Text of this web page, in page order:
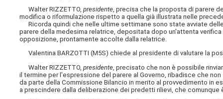
Walter RIZZETTO, presidente, precisa che la proposta di parere
modifica o riformulazione rispetto a quella già illustrata nelle
Ricorda quindi che nelle ultime settimane sono state avviate
parere della medesima relatrice, depositata dopo un'attenta
opposizione, prontamente accolte dalla relatrice.
Valentina BARZOTTI (M5S) chiede al presidente di valutare la
Walter RIZZETTO, presidente , precisato che non è possibile
il termine per l'espressione del parere al Governo, ribadisce che
da parte della Commissione Bilancio in merito al provvedimento in
a prescindere dalla deliberazione dei predetti rilievi, che comunque